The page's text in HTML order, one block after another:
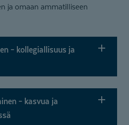
ja omaan ammatilliseen
– kollegiallisuus ja
– kasvua ja
ä